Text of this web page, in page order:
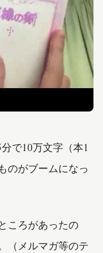
で10万文字（本1
のがブームになっ
ころがあったの
（メルマガ等のテ